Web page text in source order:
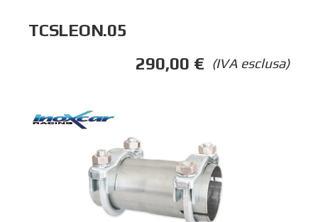
TCSLEON.05
(IVA esclusa)
290,00 €